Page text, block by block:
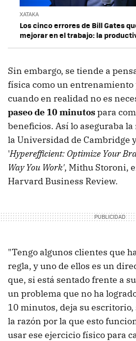
XATAKA
Los cinco errores de Bill Gates
mejorar en el trabajo: la
Sin embargo, se tiende a
física como un entrenamiento
cuando en realidad no es
paseo de 10 minutospara
beneficios. Así lo aseguraba
la Universidad de Cambridge
'Hyperefficient: Optimize Your
Way You Work', Mithu Storoni,
Harvard Business Review.
"Tengo algunos clientes que
regla, y uno de ellos es un
que, si está sentado frente a
un problema que no ha
10 minutos, deja su escritorio,
la razón por la que esto
usar ese ejercicio físico para